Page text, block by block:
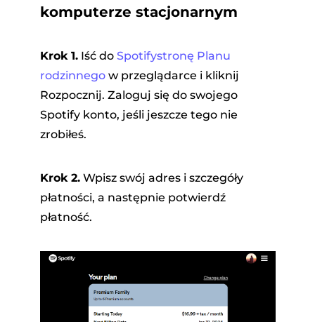
komputerze stacjonarnym
Krok 1.Iść do Spotifystronę Planu
rodzinnegow przeglądarce i kliknij
Rozpocznij. Zaloguj się do swojego
Spotify konto, jeśli jeszcze tego nie
zrobiłeś.
Krok 2.Wpisz swój adres i szczegóły
płatności, a następnie potwierdź
płatność.